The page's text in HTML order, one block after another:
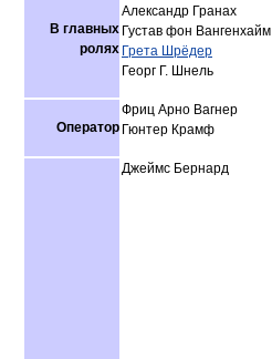
В главных
ролях
Александр Гранах
Густав фон Вангенхайм
Грета Шрёдер
Георг Г. Шнель
Оператор
Фриц Арно Вагнер
Гюнтер Крамф
Джеймс Бернард